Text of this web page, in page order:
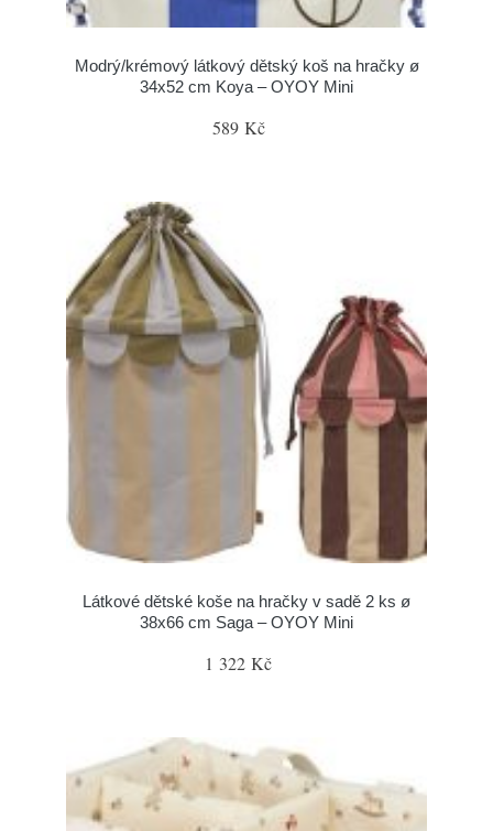
Modrý/krémový látkový dětský koš na hračky ø
34x52 cm Koya – OYOY Mini
589 Kč
Látkové dětské koše na hračky v sadě 2 ks ø
38x66 cm Saga – OYOY Mini
1 322 Kč